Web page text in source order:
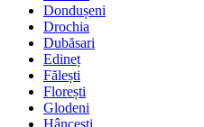
Dondușeni
Drochia
Dubăsari
Edineț
Fălești
Florești
Glodeni
Hâncești